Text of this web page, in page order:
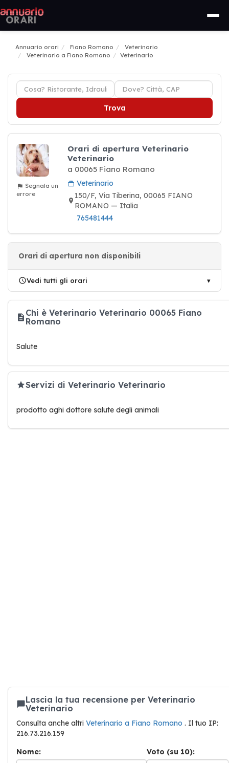
Annuario orari Fiano Romano
Veterinario
Veterinario a Fiano Romano
Veterinario
Trova
Segnala un
errore
Orari di apertura Veterinario
Veterinario
a 00065 Fiano Romano
Veterinario
150/F, Via Tiberina, 00065 FIANO
ROMANO — Italia
765481444
Orari di apertura non disponibili
Vedi tutti gli orari
Chi è Veterinario Veterinario 00065 Fiano
Romano
Salute
Servizi di Veterinario Veterinario
prodotto aghi dottore salute degli animali
Lascia la tua recensione per Veterinario
Veterinario
Consulta anche altri Veterinario a Fiano Romano . Il tuo IP:
216.73.216.159
Nome:
Voto (su 10):